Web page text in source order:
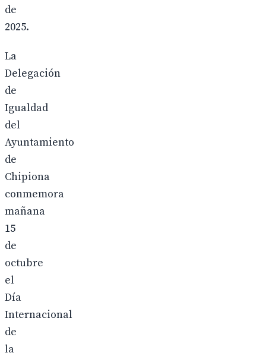
de
2025.
La
Delegación
de
Igualdad
del
Ayuntamiento
de
Chipiona
conmemora
mañana
15
de
octubre
el
Día
Internacional
de
la